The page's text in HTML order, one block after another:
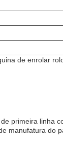
de enrolar
primeira linha
manufatura do